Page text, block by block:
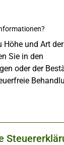
Höhe und Art der
Sie in den
oder der